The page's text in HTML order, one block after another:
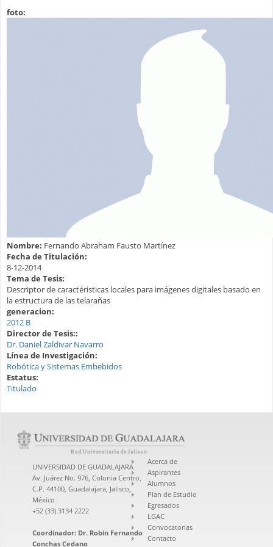
foto:
Nombre: Fernando Abraham Fausto Martínez
Fecha de Titulación:
8-12-2014
Tema de Tesis:
Descriptor de caractéristicas locales para imágenes digitales basado en
la estructura de las telarañas
generacion:
2012 B
Director de Tesis::
Dr. Daniel Zaldivar Navarro
Línea de Investigación:
Robótica y Sistemas Embebidos
Estatus:
Titulado
UNIVERSIDAD DE GUADALAJARA
Av. Juárez No. 976, Colonia Centro,
C.P. 44100, Guadalajara, Jalisco,
México
+52 (33) 3134 2222
Coordinador: Dr. Robin Fernando
Conchas Cedano
Acerca de
Aspirantes
Alumnos
Plan de Estudio
Egresados
LGAC
Convocatorias
Contacto